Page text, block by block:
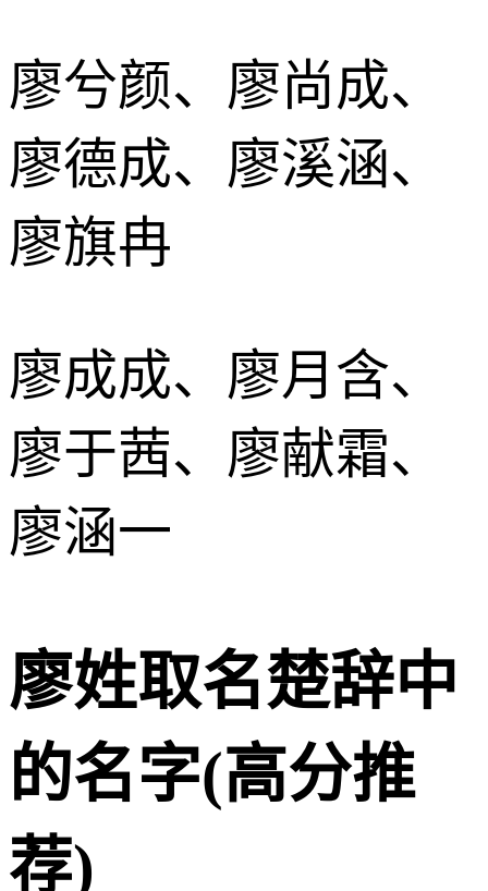
廖兮颜、廖尚成、
廖德成、廖溪涵、
廖旗冉
廖成成、廖月含、
廖于茜、廖献霜、
廖涵一
廖姓取名楚辞中
的名字(高分推
荐)